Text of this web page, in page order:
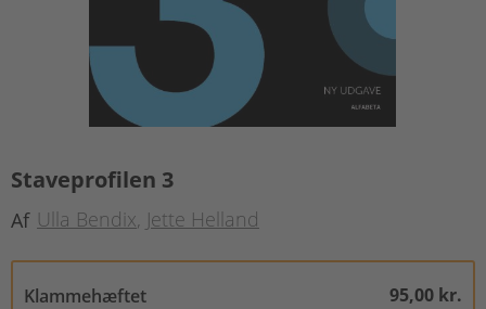
Staveprofilen 3
Af Ulla Bendix Jette Helland
Klammehæftet 95,00 kr.